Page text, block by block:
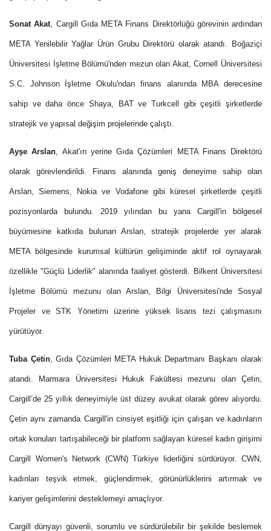
Sonat Akat , Cargill Gıda META Finans Direktörlüğü görevinin ardından
META Yenilebilir Yağlar Ürün Grubu Direktörü olarak atandı. Boğaziçi
Üniversitesi İşletme Bölümü'nden mezun olan Akat, Cornell Üniversitesi
S.C. Johnson İşletme Okulu'ndan finans alanında MBA derecesine
sahip ve daha önce Shaya, BAT ve Turkcell gibi çeşitli şirketlerde
stratejik ve yapısal değişim projelerinde çalıştı.
Ayşe Arslan , Akat'ın yerine Gıda Çözümleri META Finans Direktörü
olarak görevlendirildi. Finans alanında geniş deneyime sahip olan
Arslan, Siemens, Nokia ve Vodafone gibi küresel şirketlerde çeşitli
pozisyonlarda bulundu. 2019 yılından bu yana Cargill'in bölgesel
büyümesine katkıda bulunan Arslan, stratejik projelerde yer alarak
META bölgesinde kurumsal kültürün gelişiminde aktif rol oynayarak
özellikle "Güçlü Liderlik" alanında faaliyet gösterdi. Bilkent Üniversitesi
İşletme Bölümü mezunu olan Arslan, Bilgi Üniversitesi'nde Sosyal
Projeler ve STK Yönetimi üzerine yüksek lisans tezi çalışmasını
yürütüyor.
Tuba Çetin, Gıda Çözümleri META Hukuk Departmanı Başkanı olarak
atandı. Marmara Üniversitesi Hukuk Fakültesi mezunu olan Çetin,
Cargill’de 25 yıllık deneyimiyle üst düzey avukat olarak görev alıyordu.
Çetin aynı zamanda Cargill'in cinsiyet eşitliği için çalışan ve kadınların
ortak konuları tartışabileceği bir platform sağlayan küresel kadın girişimi
Cargill Women's Network (CWN) Türkiye liderliğini sürdürüyor. CWN,
kadınları teşvik etmek, güçlendirmek, görünürlüklerini artırmak ve
kariyer gelişimlerini desteklemeyi amaçlıyor.
Cargill dünyayı güvenli, sorumlu ve sürdürülebilir bir şekilde beslemek